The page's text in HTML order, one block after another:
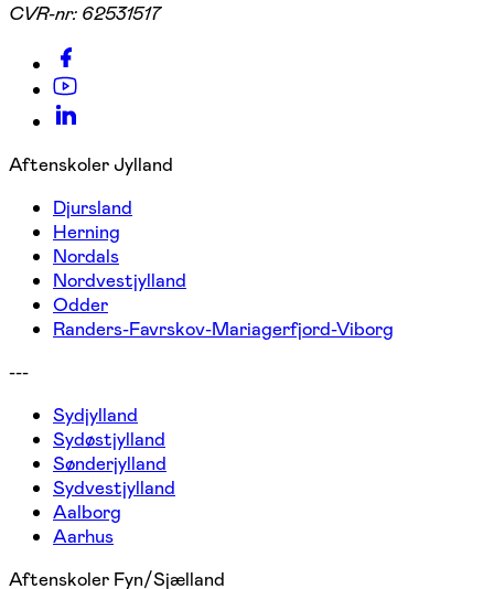
CVR-nr: 62531517
Aftenskoler Jylland
Djursland
Herning
Nordals
Nordvestjylland
Odder
Randers-Favrskov-Mariagerfjord-Viborg
---
Sydjylland
Sydøstjylland
Sønderjylland
Sydvestjylland
Aalborg
Aarhus
Aftenskoler Fyn/Sjælland